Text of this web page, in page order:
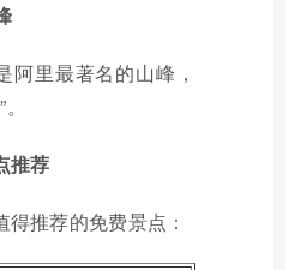
阿里最著名的山峰，
推荐
得推荐的免费景点：